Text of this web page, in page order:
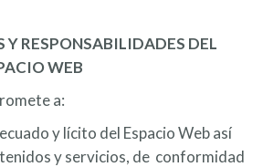
Y RESPONSABILIDADES DEL
WEB
a:
y lícito del Espacio Web así
y servicios, de conformidad